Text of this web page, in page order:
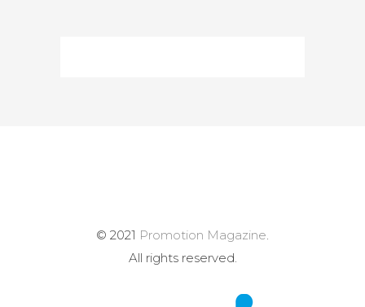
© 2021 Promotion Magazine.
All rights reserved.